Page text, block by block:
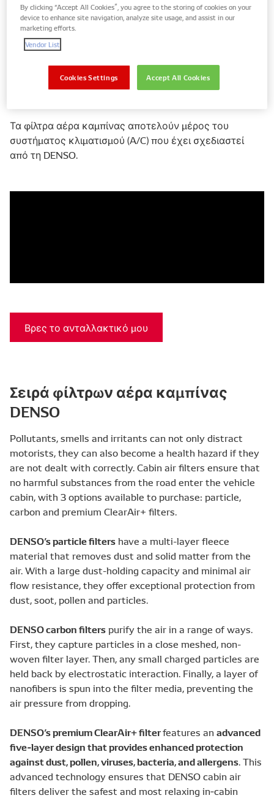
τεχνολογίες, σχεδιασμό εύκολης τοποθέτησης και
μεγάλη διάρκεια ζωής. Φιλτράροντας και
συγκρατώντας δυνητικά ερεθιστικά και επιβλαβή
σωματίδια πριν αυτά εισέλθουν στην καμπίνα του
οχήματος, τα συστήματα φίλτρων μας προσφέρουν σε
κάθε οδηγό ένα καθαρό και άνετο περιβάλλον,
Τα φίλτρα αέρα καμπίνας αποτελούν μέρος του
συστήματος κλιματισμού (A/C) που έχει σχεδιαστεί
από τη DENSO.
Βρες το ανταλλακτικό μου
Σειρά φίλτρων αέρα καμπίνας
DENSO
Pollutants, smells and irritants can not only distract
motorists, they can also become a health hazard if they
are not dealt with correctly. Cabin air filters ensure that
no harmful substances from the road enter the vehicle
cabin, with 3 options available to purchase: particle,
carbon and premium ClearAir+ filters.
DENSO’s particle filtershave a multi-layer fleece
material that removes dust and solid matter from the
air. With a large dust-holding capacity and minimal air
flow resistance, they offer exceptional protection from
dust, soot, pollen and particles.
DENSO carbon filterspurify the air in a range of ways.
First, they capture particles in a close meshed, non-
woven filter layer. Then, any small charged particles are
held back by electrostatic interaction. Finally, a layer of
nanofibers is spun into the filter media, preventing the
air pressure from dropping.
DENSO’s premium ClearAir+ filterfeatures an advanced
five‑layer design that provides enhanced protection
against dust, pollen, viruses, bacteria, and allergens. This
advanced technology ensures that DENSO cabin air
filters deliver the safest and most relaxing in‑cabin
By clicking “Accept All Cookies”, you agree to the storing of cookies on your
device to enhance site navigation, analyze site usage, and assist in our
marketing efforts.
Vendor List
Accept All Cookies
Cookies Settings